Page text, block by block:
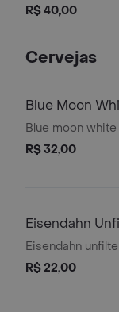
R$ 40,00
Cervejas
Blue Moon
Blue moon
R$ 32,00
Eisendahn
Eisendahn
R$ 22,00